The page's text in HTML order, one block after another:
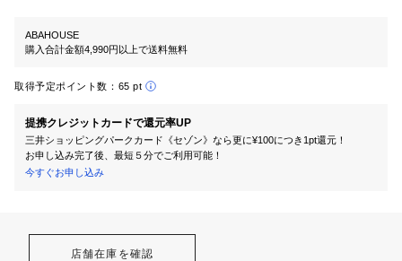
ABAHOUSE
購入合計金額4,990円以上で送料無料
取得予定ポイント数： 65 pt
提携クレジットカードで還元率UP
三井ショッピングパークカード《セゾン》なら更に¥100につき1pt還元！
お申し込み完了後、最短５分でご利用可能！
今すぐお申し込み
店舗在庫を確認